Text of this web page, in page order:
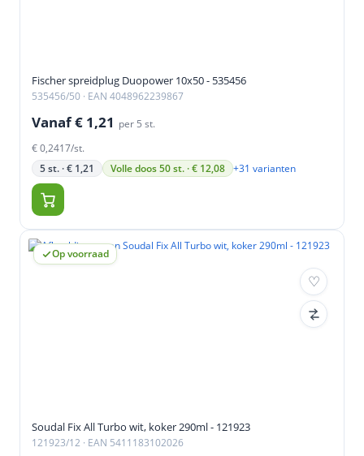
Fischer spreidplug Duopower 10x50 - 535456
535456/50 · EAN 4048962239867
Vanaf € 1,21 per 5 st.
€ 0,2417/st.
5 st. · € 1,21 Volle doos 50 st. · € 12,08 +31 varianten
Op voorraad
Soudal Fix All Turbo wit, koker 290ml - 121923
121923/12 · EAN 5411183102026